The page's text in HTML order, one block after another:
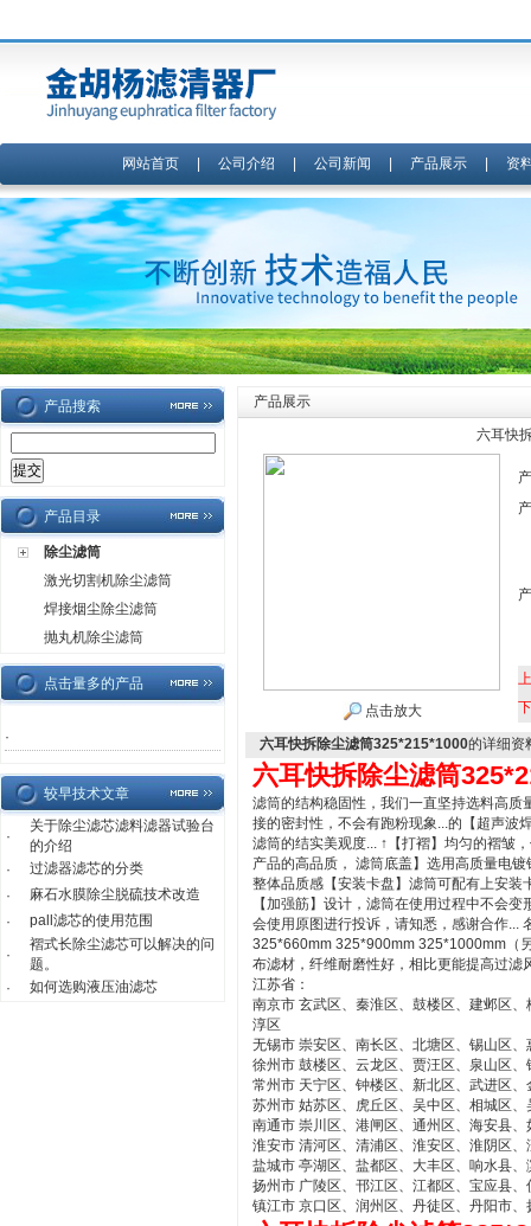
网站首页| 公司介绍 公司新闻 产品展示| 资
产品搜索
产品目录
除尘滤筒
激光切割机除尘滤筒
焊接烟尘除尘滤筒
抛丸机除尘滤筒
点击量多的产品
·
较早技术文章
·
关于除尘滤芯滤料滤器试验台
的介绍
·
过滤器滤芯的分类
·
麻石水膜除尘脱硫技术改造
·
pall滤芯的使用范围
·
褶式长除尘滤芯可以解决的问
题。
·
如何选购液压油滤芯
产品展示
六耳快
点击放大
六耳快拆除尘滤筒325*215*1000的详细资
六耳快拆除尘滤筒
滤筒的结构稳固性，我们一直坚持选料高
接的密封性，不会有跑粉现象...的【超声波
滤筒的结实美观度... ↑【打褶】均匀的褶皱
产品的高品质， 滤筒底盖】选用高质量电
整体品质感【安装卡盘】滤筒可配有上安
【加强筋】设计，滤筒在使用过程中不会
会使用原图进行投诉，请知悉，感谢合作...
325*660mm 325*900mm 325*1000mm（
布滤材，纤维耐磨性好，相比更能提高过
江苏省：
南京市 玄武区、秦淮区、鼓楼区、建邺区
淳区
无锡市 崇安区、南长区、北塘区、锡山区
徐州市 鼓楼区、云龙区、贾汪区、泉山区
常州市 天宁区、钟楼区、新北区、武进区、
苏州市 姑苏区、虎丘区、吴中区、相城区
南通市 崇川区、港闸区、通州区、海安县
淮安市 清河区、清浦区、淮安区、淮阴区
盐城市 亭湖区、盐都区、大丰区、响水县
扬州市 广陵区、邗江区、江都区、宝应县、
镇江市 京口区、润州区、丹徒区、丹阳市、